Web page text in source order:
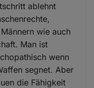
ablehnt
wie auch
Man ist
wenn
segnet. Aber
die Fähigkeit